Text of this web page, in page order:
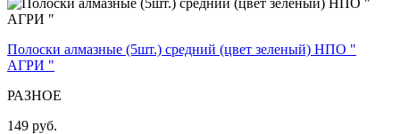
Полоски алмазные (5шт.) средний (цвет зеленый) НПО "
АГРИ "
РАЗНОЕ
149 руб.